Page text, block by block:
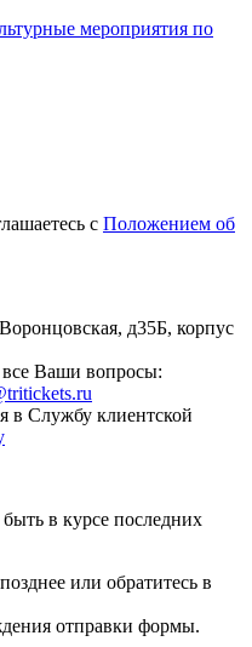
мероприятия по
с Положением об
д35Б, корпус
Ваши вопросы:
в Службу клиентской
в курсе последних
или обратитесь в
отправки формы.